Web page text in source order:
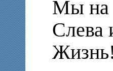
Мы на
Слева
Жизнь!